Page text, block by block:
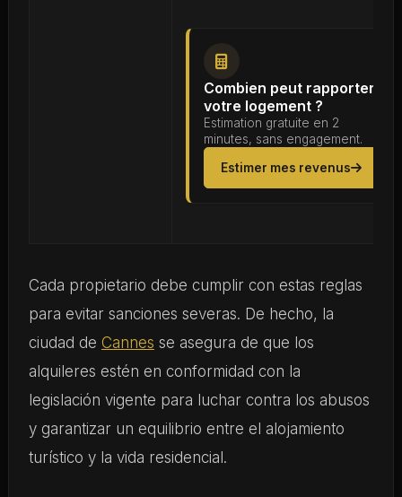
Combien peut rapporter
votre logement ?
Estimation gratuite en 2
minutes, sans engagement.
Estimer mes revenus
Cada propietario debe cumplir con estas reglas
para evitar sanciones severas. De hecho, la
ciudad de Cannes se asegura de que los
alquileres estén en conformidad con la
legislación vigente para luchar contra los abusos
y garantizar un equilibrio entre el alojamiento
turístico y la vida residencial.